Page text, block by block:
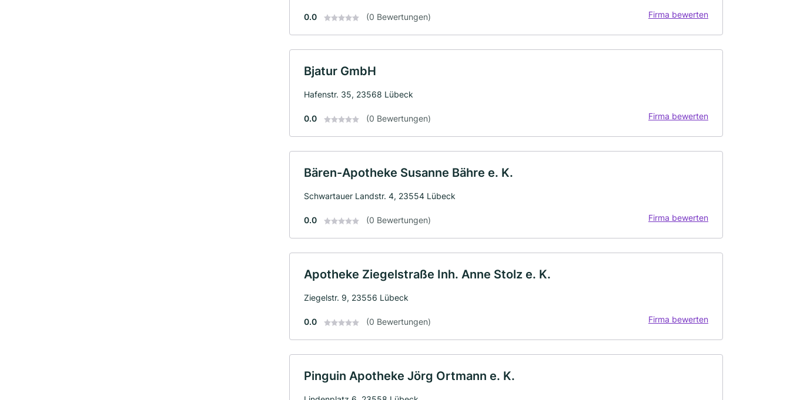
0.0 (0 Bewertungen) Firma bewerten
Bjatur GmbH
Hafenstr. 35, 23568 Lübeck
0.0 (0 Bewertungen) Firma bewerten
Bären-Apotheke Susanne Bähre e. K.
Schwartauer Landstr. 4, 23554 Lübeck
0.0 (0 Bewertungen) Firma bewerten
Apotheke Ziegelstraße Inh. Anne Stolz e. K.
Ziegelstr. 9, 23556 Lübeck
0.0 (0 Bewertungen) Firma bewerten
Pinguin Apotheke Jörg Ortmann e. K.